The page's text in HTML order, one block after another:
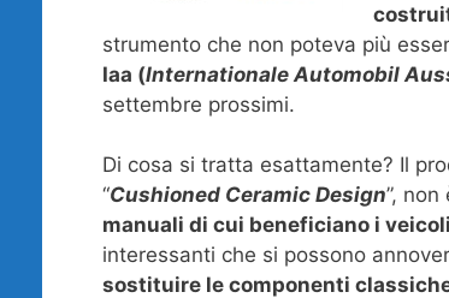
strumento che non poteva più
Iaa (Internationale Automobil
settembre prossimi.
Di cosa si tratta esattamente? Il
“Cushioned Ceramic Design”,
manuali di cui beneficiano i
interessanti che si possono
sostituire le componenti